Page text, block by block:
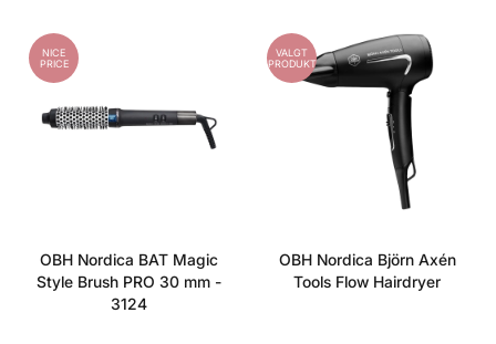
NICE
PRICE
OBH Nordica BAT Magic
Style Brush PRO 30 mm -
3124
VALGT
PRODUKT
OBH Nordica Björn Axén
Tools Flow Hairdryer